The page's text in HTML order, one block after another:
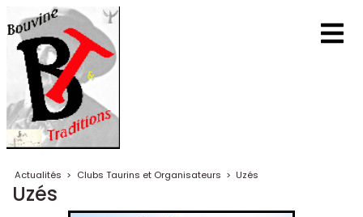
Actualités > Clubs Taurins et Organisateurs > Uzés
Uzés